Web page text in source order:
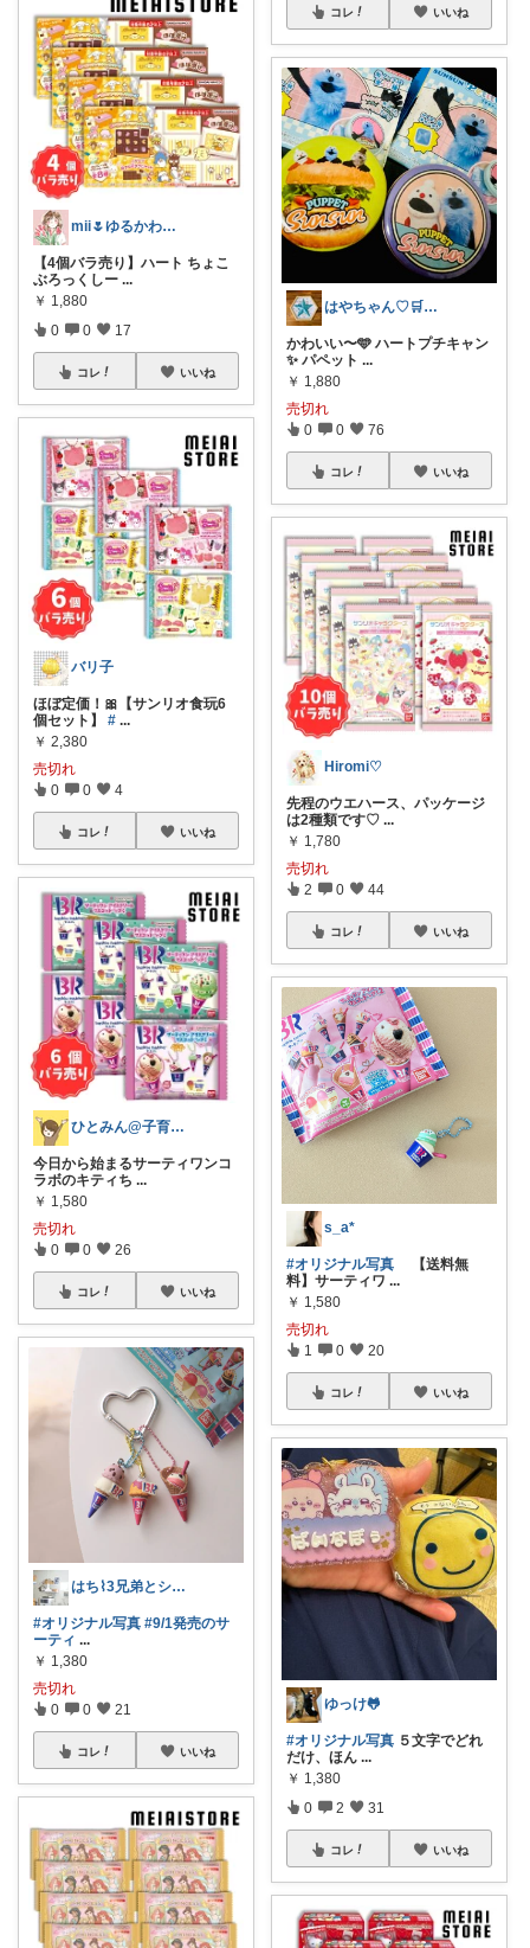
mii🌷ゆるかわアイテム探し🔍🫧
【4個バラ売り】ハート ちょこ
ぶろっくしー ...
￥ 1,880
0 0 17
コレ いいね
バリ子
ほぼ定価！🎀【サンリオ食玩6
個セット】 # ...
￥ 2,380
売切れ
0 0 4
コレ いいね
ひとみん@子育てと可愛いもの好き⚮̈
今日から始まるサーティワンコ
ラボのキティち ...
￥ 1,580
売切れ
0 0 26
コレ いいね
はち⌇3兄弟とシンプルな暮らし
#オリジナル写真 #9/1発売のサ
ーティ ...
￥ 1,380
売切れ
0 0 21
コレ いいね
コレ いいね
はやちゃん♡🛒✨感謝です💖🙏✨
かわいい〜🩵 ハートプチキャン
✨ パペット ...
￥ 1,880
売切れ
0 0 76
コレ いいね
Hiromi♡
先程のウエハース、パッケージ
は2種類です♡ ...
￥ 1,780
売切れ
2 0 44
コレ いいね
s_a*
#オリジナル写真 【送料無
料】サーティワ ...
￥ 1,580
売切れ
1 0 20
コレ いいね
ゆっけ🐸
#オリジナル写真 ５文字でどれ
だけ、ほん ...
￥ 1,380
0 2 31
コレ いいね